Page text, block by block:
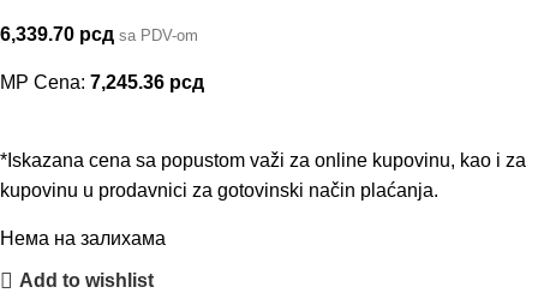
6,339.70 рсд sa PDV-om
MP Cena: 7,245.36 рсд
*Iskazana cena sa popustom važi za online kupovinu, kao i za
kupovinu u prodavnici za gotovinski način plaćanja.
Нема на залихама
Add to wishlist